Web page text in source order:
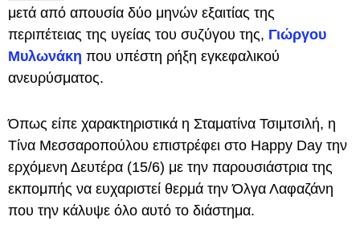
μετά από απουσία δύο μηνών εξαιτίας της
περιπέτειας της υγείας του συζύγου της, Γιώργου
Μυλωνάκη που υπέστη ρήξη εγκεφαλικού
ανευρύσματος.
Όπως είπε χαρακτηριστικά η Σταματίνα Τσιμτσιλή, η
Τίνα Μεσσαροπούλου επιστρέφει στο Happy Day την
ερχόμενη Δευτέρα (15/6) με την παρουσιάστρια της
εκπομπής να ευχαριστεί θερμά την Όλγα Λαφαζάνη
που την κάλυψε όλο αυτό το διάστημα.